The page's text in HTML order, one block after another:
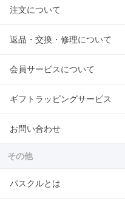
注文について
返品・交換・修理について
会員サービスについて
ギフトラッピングサービス
お問い合わせ
その他
パスクルとは